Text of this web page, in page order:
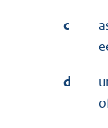
c
d